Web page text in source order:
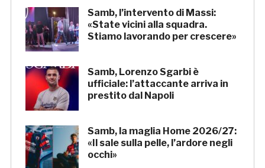
Samb, l’intervento di Massi:
«State vicini alla squadra.
Stiamo lavorando per crescere»
Samb, Lorenzo Sgarbi è
ufficiale: l’attaccante arriva in
prestito dal Napoli
Samb, la maglia Home 2026/27:
«Il sale sulla pelle, l’ardore negli
occhi»